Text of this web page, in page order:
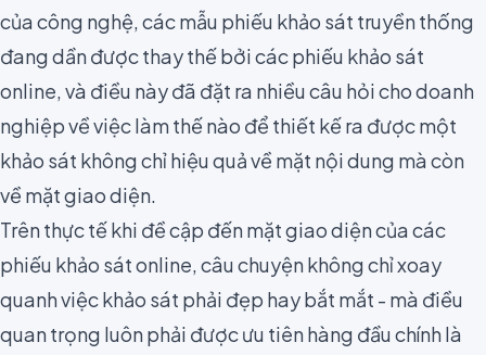
của công nghệ, các mẫu phiếu khảo sát truyền thống
đang dần được thay thế bởi các phiếu khảo sát
online, và điều này đã đặt ra nhiều câu hỏi cho doanh
nghiệp về việc làm thế nào để thiết kế ra được một
khảo sát không chỉhiệu quả về mặt nội dung mà còn
về mặtgiao diện.
Trên thực tế khi đề cập đến mặt giao diện của các
phiếu khảo sát online, câu chuyện không chỉ xoay
quanh việc khảo sát phải đẹp hay bắt mắt - mà điều
quan trọng luôn phải được ưu tiên hàng đầu chính là